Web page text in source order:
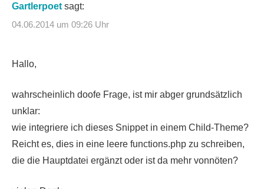
Gartlerpoet sagt:
04.06.2014 um 09:26 Uhr
Hallo,
wahrscheinlich doofe Frage, ist mir abger grundsätzlich
unklar:
wie integriere ich dieses Snippet in einem Child-Theme?
Reicht es, dies in eine leere functions.php zu schreiben,
die die Hauptdatei ergänzt oder ist da mehr vonnöten?